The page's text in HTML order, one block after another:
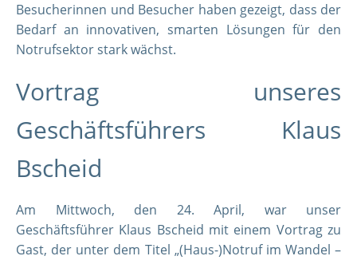
Besucherinnen und Besucher haben gezeigt, dass der
Bedarf an innovativen, smarten Lösungen für den
Notrufsektor stark wächst.
Vortrag unseres
Geschäftsführers Klaus
Bscheid
Am Mittwoch, den 24. April, war unser
Geschäftsführer Klaus Bscheid mit einem Vortrag zu
Gast, der unter dem Titel „(Haus-)Notruf im Wandel –